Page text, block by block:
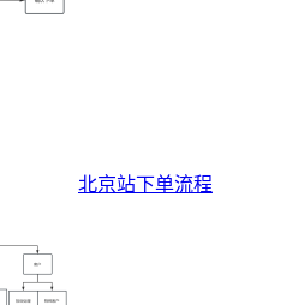
北京站下单流程